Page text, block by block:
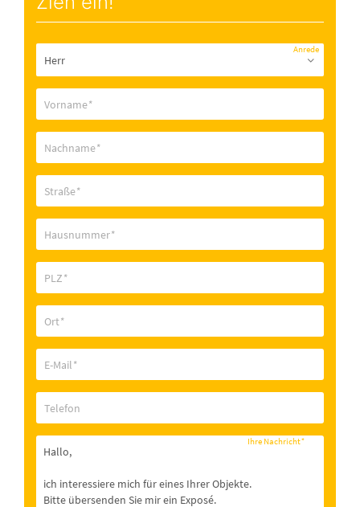
Anrede
Vorname*
Nachname*
Straße*
Hausnummer*
PLZ*
Ort*
E-Mail*
Telefon
Ihre Nachricht*